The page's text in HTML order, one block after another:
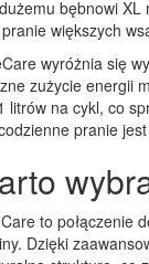
bębnowi
większych
wyróżnia się
zużycie energii
litrów na cykl, co
pranie
to połączenie
Dzięki